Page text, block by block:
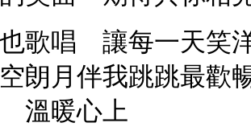
歌唱 讓每一天笑
朗月伴我跳跳最歡
溫暖心上